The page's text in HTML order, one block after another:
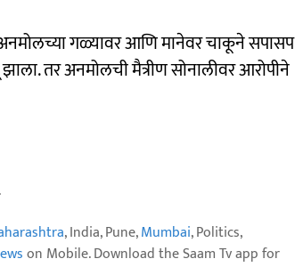
गळ्यावर आणि मानेवर चाकूने सपासप
तर अनमोलची मैत्रीण सोनालीवर आरोपीने
, India, Pune,Mumbai, Politics,
on Mobile. Download the Saam Tv app for